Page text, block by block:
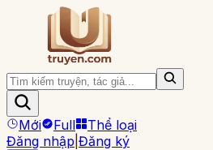
Mới Full
Thể loại
Đăng nhập Đăng ký